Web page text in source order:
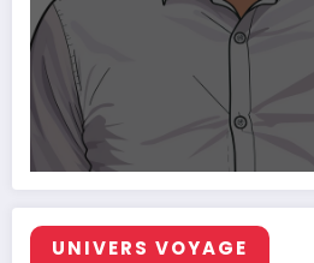
UNIVERS VOYAGE